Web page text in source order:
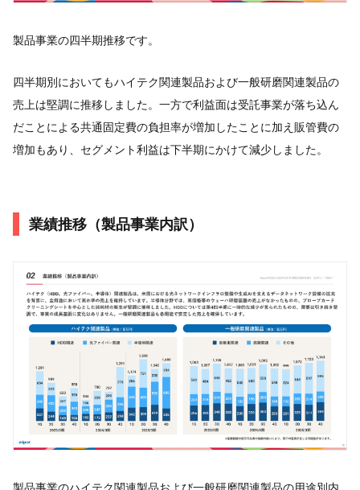
製品事業の四半期推移です。
四半期別においてもハイテク関連製品および一般研磨関連製品の
売上は堅調に推移しました。一方で利益面は受託事業が落ち込ん
だことによる共通固定費の負担率が増加したことに加え販管費の
増加もあり、セグメント利益は下半期にかけて減少しました。
業績推移（製品事業内訳）
製品事業のハイテク関連製品および一般研磨関連製品の用途別内